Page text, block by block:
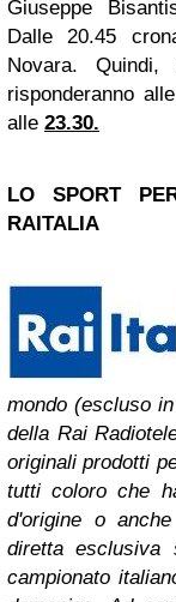
Giuseppe
Dalle 20.45
Novara.
risponderanno
alle 23.30.
LO SPORT
RAITALIA
mondo (escluso
della Rai
originali prodotti
tutti coloro che
d'origine o
diretta
campionato